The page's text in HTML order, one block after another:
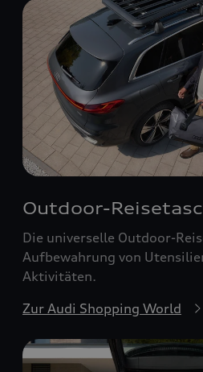
Outdoor-
Die universelle Outdoor-
Aufbewahrung von
Aktivitäten.
Zur Audi Shopping World